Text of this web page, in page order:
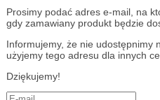
Prosimy podać adres e-mail, na
gdy zamawiany produkt będzie
Informujemy, że nie udostępnimy
użyjemy tego adresu dla innych
Dziękujemy!